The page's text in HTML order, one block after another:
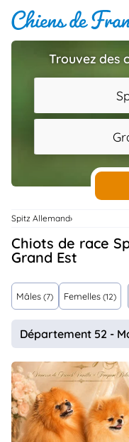
Chiots
Éleveurs
Étalons
Chiens
Services
..
Assurances
Connexion
Trouvez des
Spitz Allemand
Chiots de race Spitz allemand à vendre en
Grand Est
Mâles (7) Femelles (12)
Département 52 -